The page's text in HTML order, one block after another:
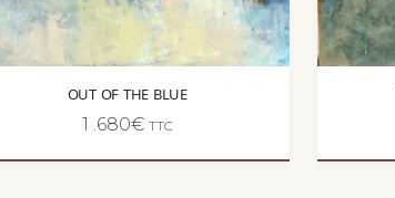
OUT OF THE BLUE
1 .680€ TTC